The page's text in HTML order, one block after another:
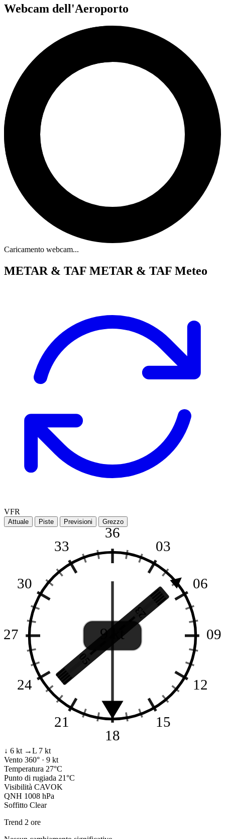
Webcam dell'Aeroporto
Caricamento webcam...
METAR & TAF METAR & TAF Meteo
VFR
Attuale Piste Previsioni Grezzo
36
03
06
09
12
15
18
21
24
27
30
33
23
05
9 kt
↓ 6 kt →L 7 kt
Vento 360° · 9 kt
Temperatura 27°C
Punto di rugiada 21°C
Visibilità CAVOK
QNH 1008 hPa
Soffitto Clear
Trend 2 ore